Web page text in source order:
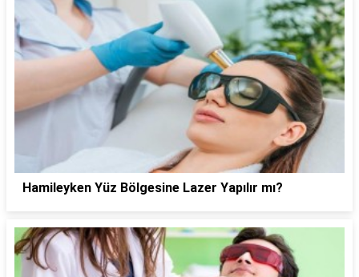
Hamileyken Yüz Bölgesine Lazer Yapılır mı?